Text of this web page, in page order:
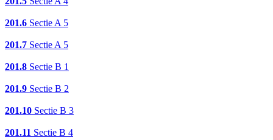
201.6 Sectie A 5
201.7 Sectie A 5
201.8 Sectie B 1
201.9 Sectie B 2
201.10 Sectie B 3
201.11 Sectie B 4